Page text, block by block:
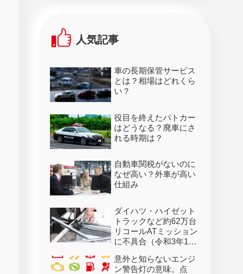
人気記事
車の長期保管サービス
とは？相場はどれくら
い？
役目を終えたパトカー
はどうなる？廃車にさ
れる時期は？
自動車関税がないのに
なぜ高い？外車が高い
仕組み
ダイハツ・ハイゼット
トラックなど約62万台
リコールATミッション
に不具合（令和3年1月
意外と知らないエンジ
ン警告灯の意味。点